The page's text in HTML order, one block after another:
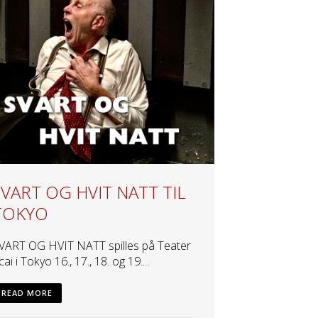
OG HVIT NATT TIL
OG HVIT NATT spilles på Teater
i Tokyo 16., 17., 18. og 19....
READ MORE